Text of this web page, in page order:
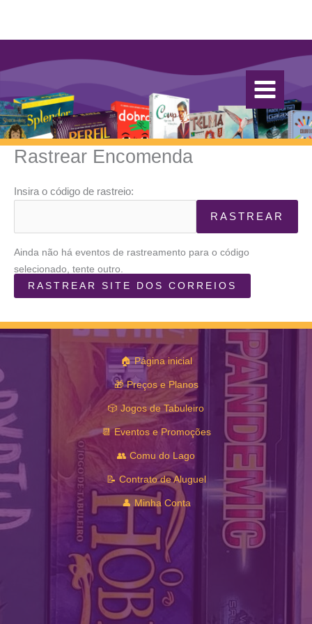
conteúdo
Rastrear Encomenda
Insira o código de rastreio:
RASTREAR
Ainda não há eventos de rastreamento para o código
selecionado, tente outro.
RASTREAR SITE DOS CORREIOS
🏠 Página inicial
🎁 Preços e Planos
🎲 Jogos de Tabuleiro
📆 Eventos e Promoções
👥 Comu do Lago
📝 Contrato de Aluguel
👤 Minha Conta